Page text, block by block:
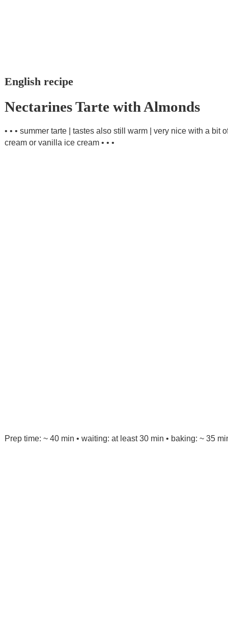
English recipe
Nectarines Tarte with Almonds
• • • summer tarte | tastes also still warm | very nice with a bit
cream or vanilla ice cream • • •
Prep time: ~ 40 min • waiting: at least 30 min • baking: ~ 35